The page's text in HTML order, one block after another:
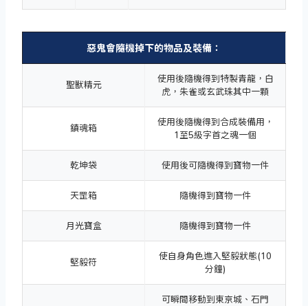
惡鬼會隨機掉下的物品及裝備：
聖獸精元
使用後隨機得到特製青龍，白
虎，朱雀或玄武珠其中一顆
鎮魂箱
使用後隨機得到合成裝備用，
1至5級字首之魂一個
乾坤袋 使用後可隨機得到寶物一件
天罡箱 隨機得到寶物一件
月光寶盒 隨機得到寶物一件
堅毅符
使自身角色進入堅毅狀態(10
分鐘)
可瞬間移動到東京城、石門